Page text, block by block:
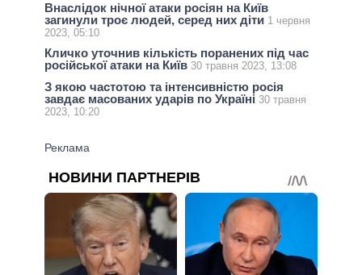
Внаслідок нічної атаки росіян на Київ
загинули троє людей, серед них діти 1 червня
2023, 05:10
Кличко уточнив кількість поранених під час
російської атаки на Київ 30 травня 2023, 13:08
З якою частотою та інтенсивністю росія
завдає масованих ударів по Україні 30 травня
2023, 10:20